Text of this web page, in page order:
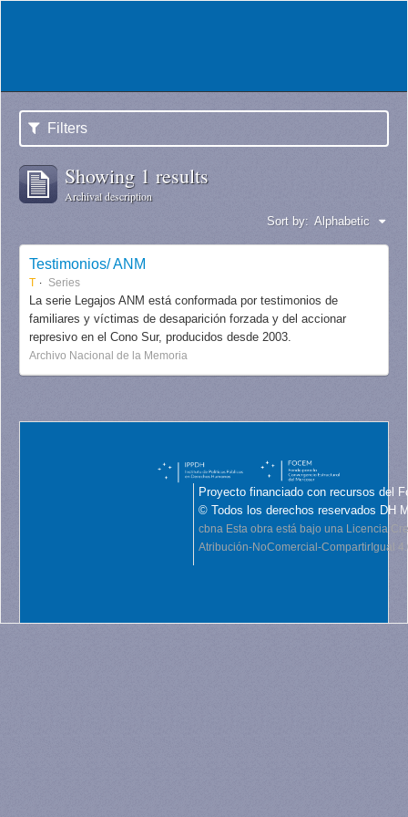
Filters
Showing 1 results
Archival description
Sort by: Alphabetic
Testimonios/ ANM
T Series
La serie Legajos ANM está conformada por testimonios de
familiares y víctimas de desaparición forzada y del accionar
represivo en el Cono Sur, producidos desde 2003.
Archivo Nacional de la Memoria
Proyecto financiado con recursos del
© Todos los derechos reservados DH
cbna Esta obra está bajo una Licencia
Atribución-NoComercial-CompartirIgual